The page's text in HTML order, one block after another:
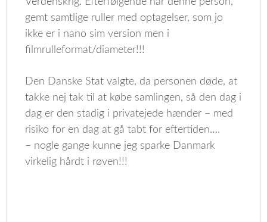
gemt samtlige ruller med optagelser, som jo
ikke er i nano sim version men i
filmrulleformat/diameter!!!
Den Danske Stat valgte, da personen døde, at
takke nej tak til at købe samlingen, så den dag i
dag er den stadig i privatejede hænder – med
risiko for en dag at gå tabt for eftertiden….
– nogle gange kunne jeg sparke Danmark
virkelig hårdt i røven!!!